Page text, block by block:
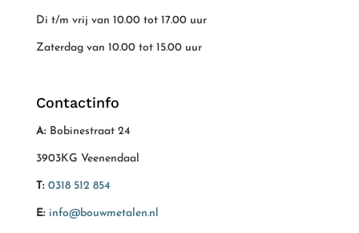
Di t/m vrij van 10.00 tot 17.00 uur
Zaterdag van 10.00 tot 15.00 uur
Contactinfo
A: Bobinestraat 24
3903KG Veenendaal
T: 0318 512 854
E: info@bouwmetalen.nl